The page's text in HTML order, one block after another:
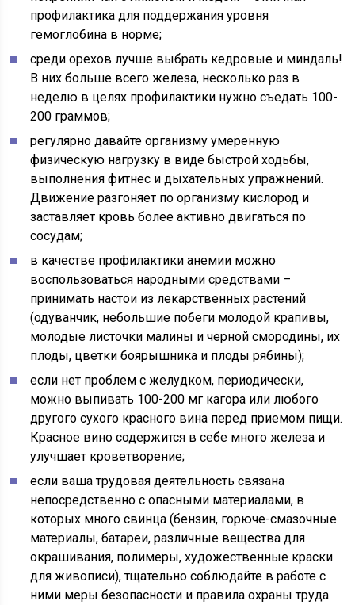
профилактика для поддержания уровня
гемоглобина в норме;
среди орехов лучше выбрать кедровые и миндаль!
В них больше всего железа, несколько раз в
неделю в целях профилактики нужно съедать 100-
200 граммов;
регулярно давайте организму умеренную
физическую нагрузку в виде быстрой ходьбы,
выполнения фитнес и дыхательных упражнений.
Движение разгоняет по организму кислород и
заставляет кровь более активно двигаться по
сосудам;
в качестве профилактики анемии можно
воспользоваться народными средствами –
принимать настои из лекарственных растений
(одуванчик, небольшие побеги молодой крапивы,
молодые листочки малины и черной смородины, их
плоды, цветки боярышника и плоды рябины);
если нет проблем с желудком, периодически,
можно выпивать 100-200 мг кагора или любого
другого сухого красного вина перед приемом пищи.
Красное вино содержится в себе много железа и
улучшает кроветворение;
если ваша трудовая деятельность связана
непосредственно с опасными материалами, в
которых много свинца (бензин, горюче-смазочные
материалы, батареи, различные вещества для
окрашивания, полимеры, художественные краски
для живописи), тщательно соблюдайте в работе с
ними меры безопасности и правила охраны труда.